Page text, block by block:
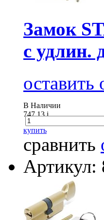
Замок
с удлин.
оставить
В Наличии
747.13i
купить
сравнить
Артикул: